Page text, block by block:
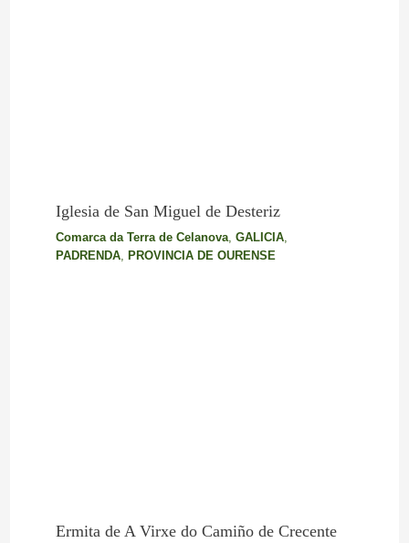
Iglesia de San Miguel de Desteriz
Comarca da Terra de Celanova, GALICIA,
PADRENDA, PROVINCIA DE OURENSE
Ermita de A Virxe do Camiño de Crecente